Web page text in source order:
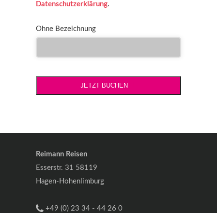
Datenschutzerklärung.
Ohne Bezeichnung
JETZT BUCHEN
Reimann Reisen
Esserstr. 31 58119
Hagen-Hohenlimburg
+49 (0) 23 34 - 44 26 0